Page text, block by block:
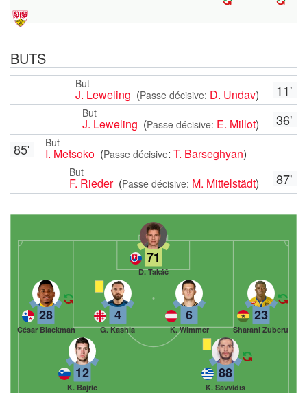
BUTS
11'
But
J. Leweling (Passe décisive: D. Undav)
36'
But
J. Leweling (Passe décisive: E. Millot)
But
I. Metsoko (Passe décisive: T. Barseghyan)
85'
87'
But
F. Rieder (Passe décisive: M. Mittelstädt)
71
D. Takáč
23
Sharani Zuberu
6
K. Wimmer
4
G. Kashia
28
César Blackman
88
K. Savvidīs
12
K. Bajrič